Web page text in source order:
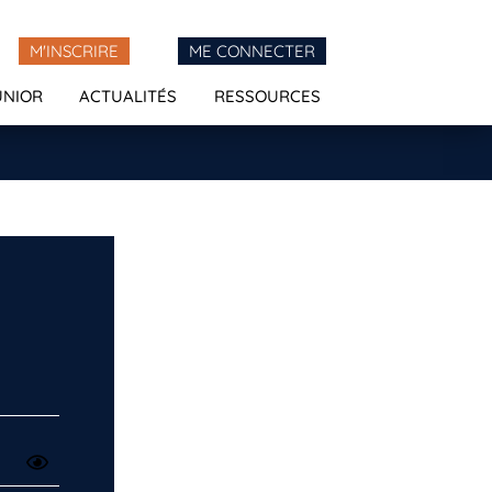
M'INSCRIRE ME CONNECTER
ACTUALITÉS RESSOURCES